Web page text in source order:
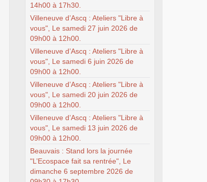
14h00 à 17h30.
Villeneuve d’Ascq : Ateliers "Libre à
vous", Le samedi 27 juin 2026 de
09h00 à 12h00.
Villeneuve d’Ascq : Ateliers "Libre à
vous", Le samedi 6 juin 2026 de
09h00 à 12h00.
Villeneuve d’Ascq : Ateliers "Libre à
vous", Le samedi 20 juin 2026 de
09h00 à 12h00.
Villeneuve d’Ascq : Ateliers "Libre à
vous", Le samedi 13 juin 2026 de
09h00 à 12h00.
Beauvais : Stand lors la journée
"L’Ecospace fait sa rentrée", Le
dimanche 6 septembre 2026 de